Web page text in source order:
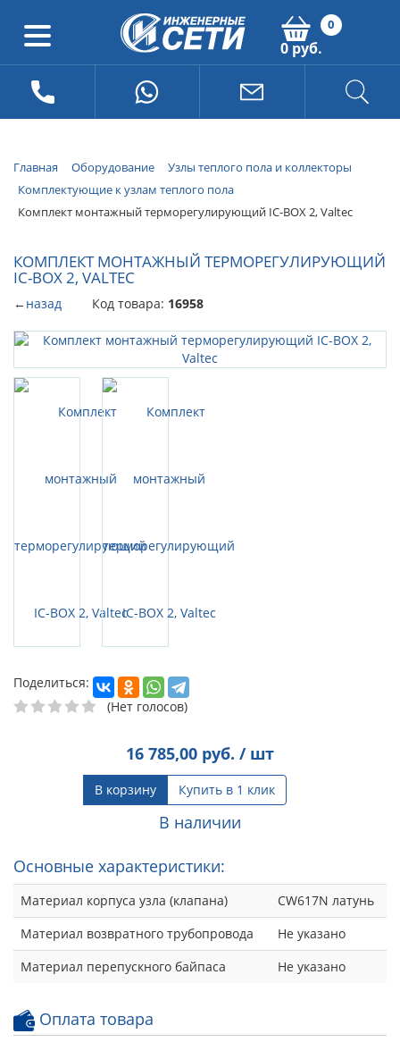
0
0 руб.
Главная Оборудование
Узлы теплого пола и коллекторы
Комплектующие к узлам теплого пола
Комплект монтажный терморегулирующий IC-BOX 2, Valtec
КОМПЛЕКТ МОНТАЖНЫЙ ТЕРМОРЕГУЛИРУЮЩИЙ
IC-BOX 2, VALTEC
←назад Код товара: 16958
Поделиться:
(Нет голосов)
16 785,00 руб. / шт
В корзину Купить в 1 клик
В наличии
Основные характеристики:
Материал корпуса узла (клапана)
CW617N латунь
Материал возвратного трубопровода
Не указано
Материал перепускного байпаса
Не указано
Оплата товара